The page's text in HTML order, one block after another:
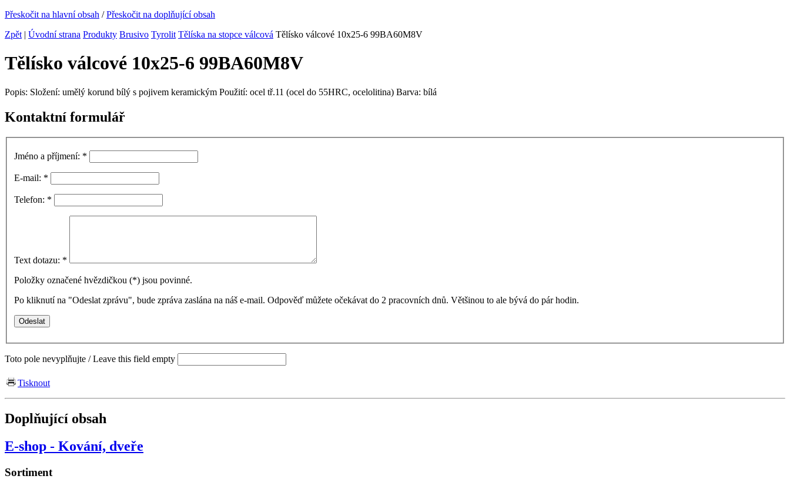
Přeskočit na hlavní obsah /Přeskočit na doplňující obsah
Zpět | Úvodní strana Produkty Brusivo Tyrolit Tělíska na stopce válcová Tělísko válcové 10x25-6 99BA60M8V
Tělísko válcové 10x25-6 99BA60M8V
Popis: Složení: umělý korund bílý s pojivem keramickým Použití: ocel tř.11 (ocel do 55HRC, ocelolitina) Barva: bílá
Kontaktní formulář
Jméno a příjmení: *
E-mail: *
Telefon: *
Text dotazu: *
Položky označené hvězdičkou (*) jsou povinné.
Po kliknutí na "Odeslat zprávu", bude zpráva zaslána na náš e-mail. Odpověď můžete očekávat do 2 pracovních dnů. Většinou to ale bývá do pár hodin.
Toto pole nevyplňujte / Leave this field empty
Tisknout
Doplňující obsah
E-shop - Kování, dveře
Sortiment